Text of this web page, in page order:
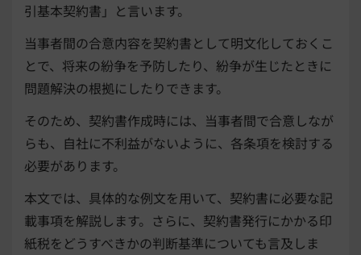
引基本契約書」と言います。
当事者間の合意内容を契約書として明文化しておくこ
とで、将来の紛争を予防したり、紛争が生じたときに
問題解決の根拠にしたりできます。
そのため、契約書作成時には、当事者間で合意しなが
らも、自社に不利益がないように、各条項を検討する
必要があります。
本文では、具体的な例文を用いて、契約書に必要な記
載事項を解説します。さらに、契約書発行にかかる印
紙税をどうすべきかの判断基準についても言及しま